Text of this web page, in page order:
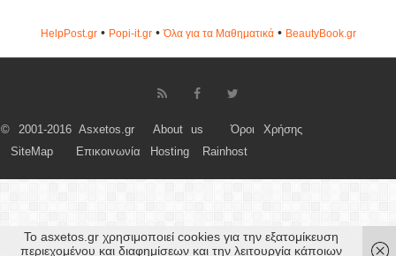
HelpPost.gr• Popi-it.gr•Όλα για τα Μαθηματικά• ΒeautyΒook.gr
© 2001-2016 Asxetos.gr About us
Όροι Χρήσης
SiteMap
Επικοινωνία Hosting Rainhost
Το asxetos.gr χρησιμοποιεί cookies για την εξατομίκευση
περιεχομένου και διαφημίσεων και την λειτουργία κάποιων